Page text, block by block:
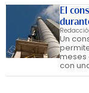
El
Un
meses
con